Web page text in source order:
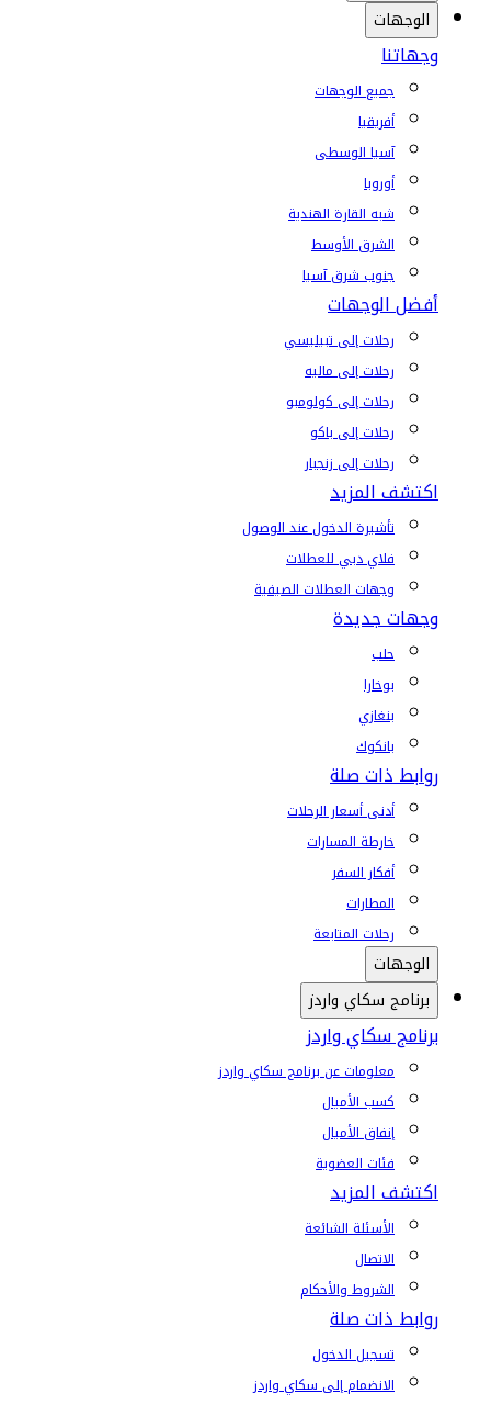
الوجهات
وجهاتنا
جميع الوجهات
أفريقيا
آسيا الوسطى
أوروبا
شبه القارة الهندية
الشرق الأوسط
جنوب شرق آسيا
أفضل الوجهات
رحلات إلى تبيليسي
رحلات إلى ماليه
رحلات إلى كولومبو
رحلات إلى باكو
رحلات إلى زنجبار
اكتشف المزيد
تأشيرة الدخول عند الوصول
فلاي دبي للعطلات
وجهات العطلات الصيفية
وجهات جديدة
حلب
بوخارا
بنغازي
بانكوك
روابط ذات صلة
أدنى أسعار الرحلات
خارطة المسارات
أفكار السفر
المطارات
رحلات المتابعة
الوجهات
برنامج سكاي واردز
برنامج سكاي واردز
معلومات عن برنامج سكاي واردز
كسب الأميال
إنفاق الأميال
فئات العضوية
اكتشف المزيد
الأسئلة الشائعة
الاتصال
الشروط والأحكام
روابط ذات صلة
تسجيل الدخول
الانضمام إلى سكاي واردز